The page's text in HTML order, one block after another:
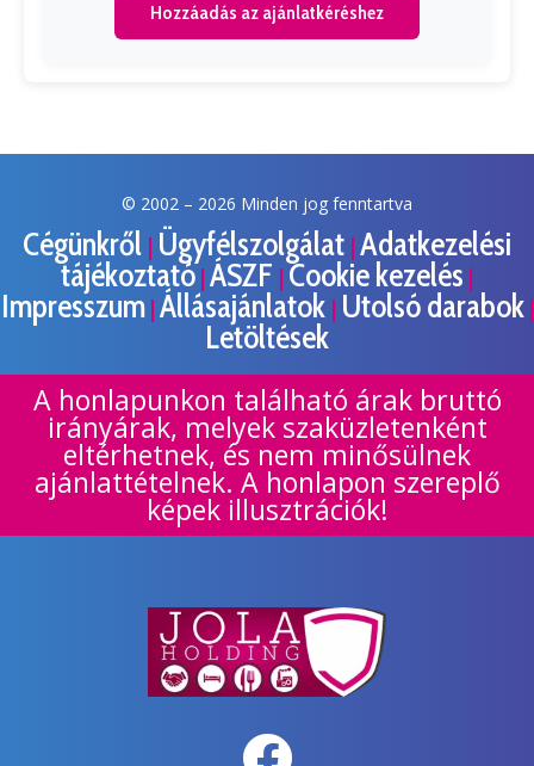
Hozzáadás az ajánlatkéréshez
© 2002 – 2026 Minden jog fenntartva
Cégünkről | Ügyfélszolgálat | Adatkezelési
tájékoztató | ÁSZF | Cookie kezelés |
Impresszum| Állásajánlatok | Utolsó darabok|
Letöltések
A honlapunkon található árak bruttó
irányárak, melyek szaküzletenként
eltérhetnek, és nem minősülnek
ajánlattételnek. A honlapon szereplő
képek illusztrációk!